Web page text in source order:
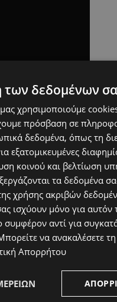
δεδομένων
χρησιμοποιούμε
πρόσβαση σε
δεδομένα, όπως τη
εξατομικευμένες
κοινού και βελτίωση
τα δεδομένα
χρήσης ακριβών
ισχύουν μόνο για
αντί για
να ανακαλέσετε
Απορρήτου